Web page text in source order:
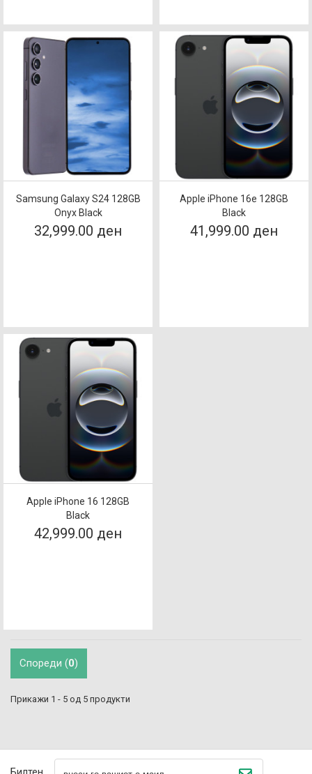
Samsung Galaxy S24 128GB
Onyx Black
32,999.00 ден
Apple iPhone 16e 128GB
Black
41,999.00 ден
Apple iPhone 16 128GB
Black
42,999.00 ден
Спореди (0)
Прикажи 1 - 5 од 5 продукти